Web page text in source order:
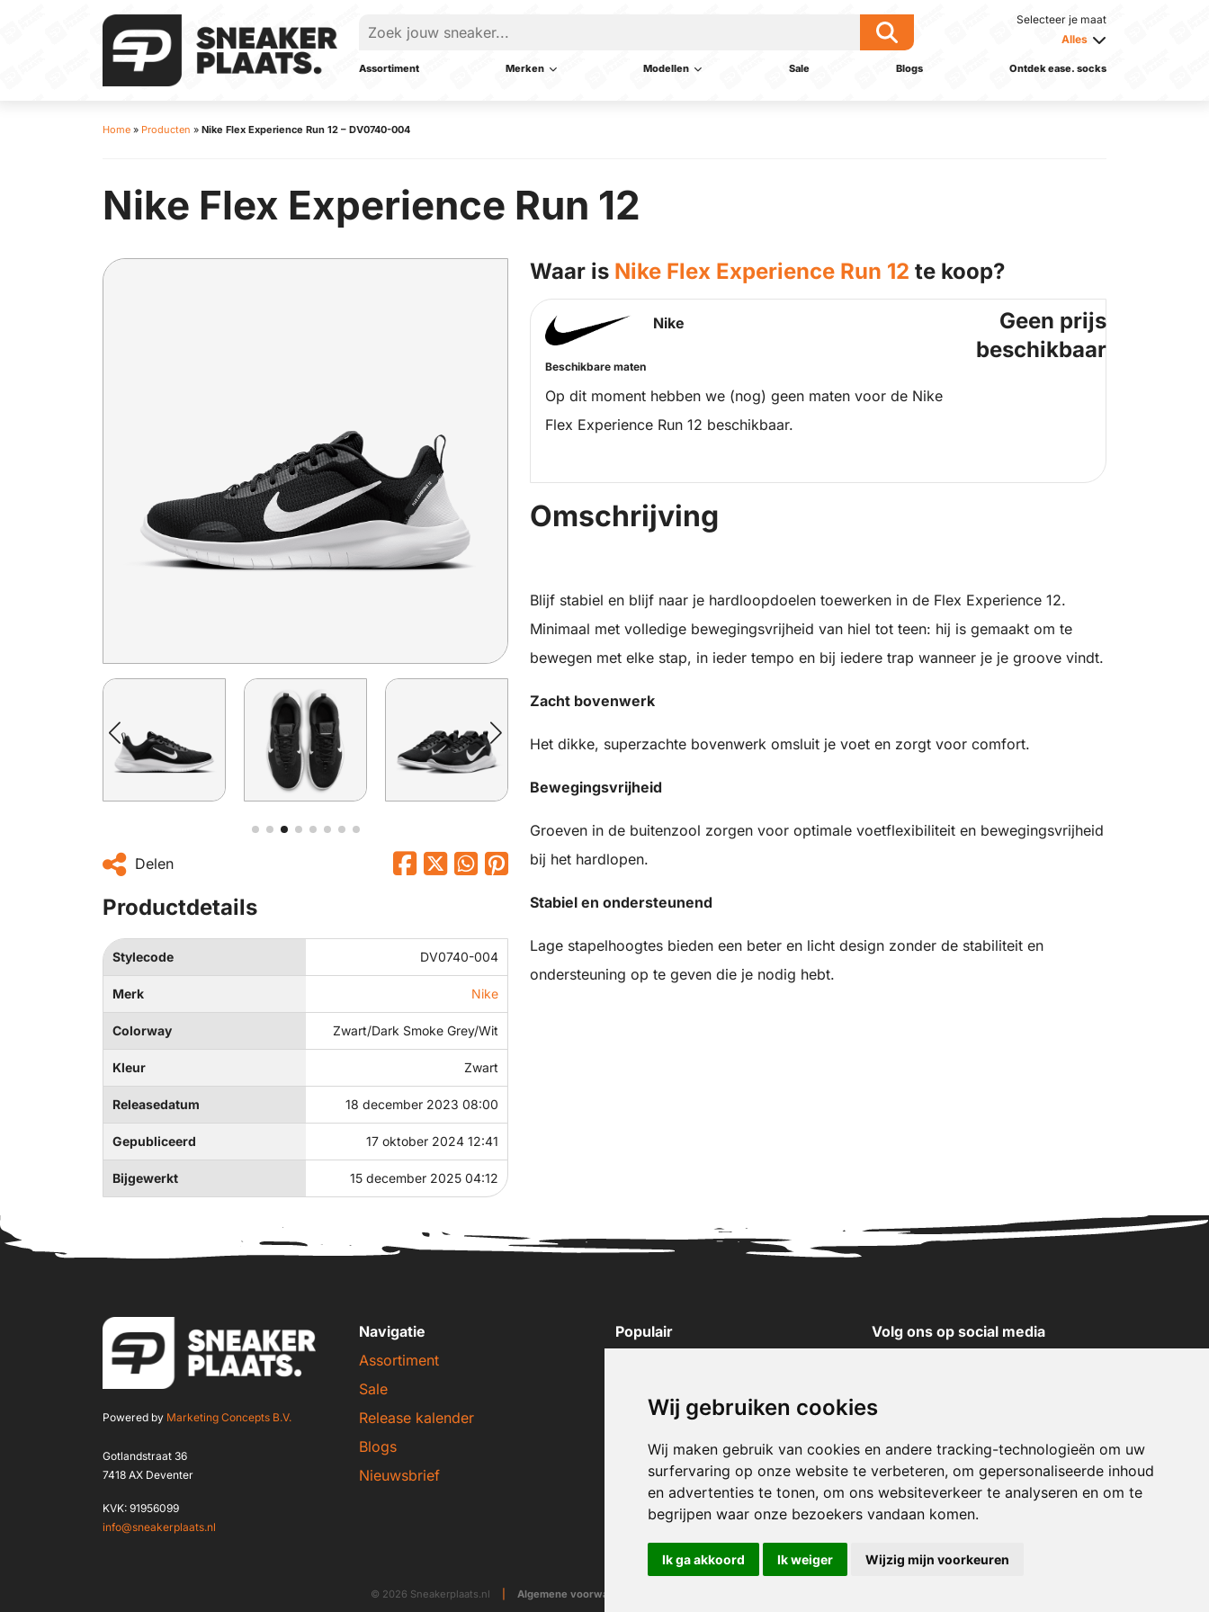
Wij gebruiken cookies
Wij maken gebruik van cookies en andere tracking-technologieën om uw
surfervaring op onze website te verbeteren, om gepersonaliseerde inhoud
en advertenties te tonen, om ons websiteverkeer te analyseren en om te
begrijpen waar onze bezoekers vandaan komen.
Ik ga akkoord Ik weiger Wijzig mijn voorkeuren
Selecteer je maat
Alles
Assortiment Merken Modellen Sale Blogs Ontdek ease. socks
Home » Producten » Nike Flex Experience Run 12 – DV0740-004
Nike Flex Experience Run 12
Delen
Productdetails
Stylecode DV0740-004
Merk Nike
Colorway Zwart/Dark Smoke Grey/Wit
Kleur Zwart
Releasedatum 18 december 2023 08:00
Gepubliceerd 17 oktober 2024 12:41
Bijgewerkt 15 december 2025 04:12
Waar is Nike Flex Experience Run 12 te koop?
Nike
Beschikbare maten
Op dit moment hebben we (nog) geen maten voor de Nike
Flex Experience Run 12 beschikbaar.
Geen prijs
beschikbaar
Omschrijving
Blijf stabiel en blijf naar je hardloopdoelen toewerken in de Flex Experience 12.
Minimaal met volledige bewegingsvrijheid van hiel tot teen: hij is gemaakt om te
bewegen met elke stap, in ieder tempo en bij iedere trap wanneer je je groove vindt.
Zacht bovenwerk
Het dikke, superzachte bovenwerk omsluit je voet en zorgt voor comfort.
Bewegingsvrijheid
Groeven in de buitenzool zorgen voor optimale voetflexibiliteit en bewegingsvrijheid
bij het hardlopen.
Stabiel en ondersteunend
Lage stapelhoogtes bieden een beter en licht design zonder de stabiliteit en
ondersteuning op te geven die je nodig hebt.
Powered by Marketing Concepts B.V.
Gotlandstraat 36
7418 AX Deventer
KVK: 91956099
info@sneakerplaats.nl
Navigatie
Assortiment
Sale
Release kalender
Blogs
Nieuwsbrief
Populair
New Balance sneakers
Puma sneakers
Converse sneakers
Volg ons op social media
X
Pinterest
© 2026 Sneakerplaats.nl Algemene voorwaarden